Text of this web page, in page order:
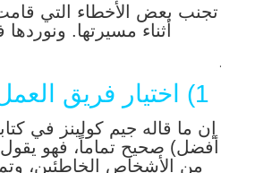
تجنب بعض الأخطاء التي قامت
أثناء مسيرتها. ونوردها
.
1) اختيار فريق العمل الخاطئ:
إن ما قاله جيم كولينز في
أفضل) صحيح تماماً، فهو
من الأشخاص الخاطئين،